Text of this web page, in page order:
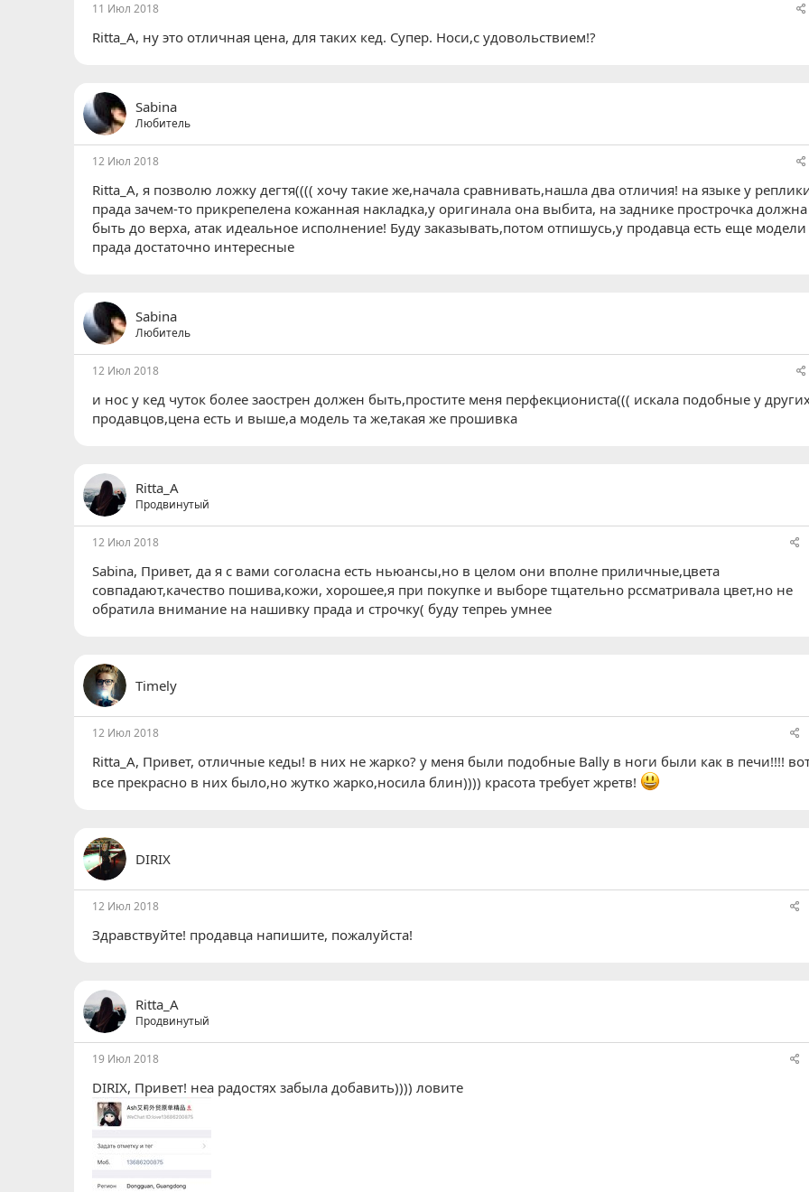
11 Июл 2018
Ritta_A, ну это отличная цена, для таких кед. Супер. Носи,с удовольствием!?
Sabina
Любитель
12 Июл 2018
Ritta_A, я позволю ложку дегтя(((( хочу такие же,начала сравнивать,нашла два отличия! на языке у
прада зачем-то прикрепелена кожанная накладка,у оригинала она выбита, на заднике прострочка должна
быть до верха, атак идеальное исполнение! Буду заказывать,потом отпишусь,у продавца есть еще модели
прада достаточно интересные
Sabina
Любитель
12 Июл 2018
и нос у кед чуток более заострен должен быть,простите меня перфекциониста((( искала подобные у
продавцов,цена есть и выше,а модель та же,такая же прошивка
Ritta_A
Продвинутый
12 Июл 2018
Sabina, Привет, да я с вами соголасна есть ньюансы,но в целом они вполне приличные,цвета
совпадают,качество пошива,кожи, хорошее,я при покупке и выборе тщательно рссматривала цвет,но не
обратила внимание на нашивку прада и строчку( буду тепреь умнее
Timely
12 Июл 2018
Ritta_A, Привет, отличные кеды! в них не жарко? у меня были подобные Bally в ноги были как в печи!!!!
все прекрасно в них было,но жутко жарко,носила блин)))) красота требует жретв!
DIRIX
12 Июл 2018
Здравствуйте! продавца напишите, пожалуйста!
Ritta_A
Продвинутый
19 Июл 2018
DIRIX, Привет! неа радостях забыла добавить)))) ловите